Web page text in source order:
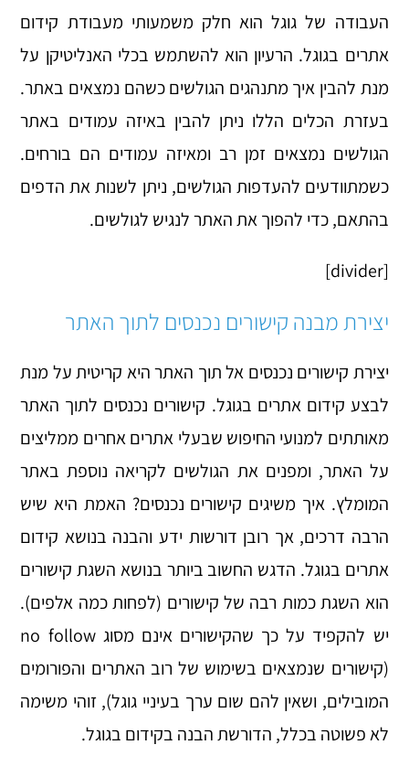
העבודה של גוגל הוא חלק משמעותי מעבודת קידום
אתרים בגוגל. הרעיון הוא להשתמש בכלי האנליטיקן על
מנת להבין איך מתנהגים הגולשים כשהם נמצאים באתר.
בעזרת הכלים הללו ניתן להבין באיזה עמודים באתר
הגולשים נמצאים זמן רב ומאיזה עמודים הם בורחים.
כשמתוודעים להעדפות הגולשים, ניתן לשנות את הדפים
בהתאם, כדי להפוך את האתר לנגיש לגולשים.
[divider]
יצירת מבנה קישורים נכנסים לתוך האתר
יצירת קישורים נכנסים אל תוך האתר היא קריטית על מנת
לבצע קידום אתרים בגוגל. קישורים נכנסים לתוך האתר
מאותתים למנועי החיפוש שבעלי אתרים אחרים ממליצים
על האתר, ומפנים את הגולשים לקריאה נוספת באתר
המומלץ. איך משיגים קישורים נכנסים? האמת היא שיש
הרבה דרכים, אך רובן דורשות ידע והבנה בנושא קידום
אתרים בגוגל. הדגש החשוב ביותר בנושא השגת קישורים
הוא השגת כמות רבה של קישורים (לפחות כמה אלפים).
יש להקפיד על כך שהקישורים אינם מסוג no follow
(קישורים שנמצאים בשימוש של רוב האתרים והפורומים
המובילים, ושאין להם שום ערך בעיניי גוגל), זוהי משימה
לא פשוטה בכלל, הדורשת הבנה בקידום בגוגל.